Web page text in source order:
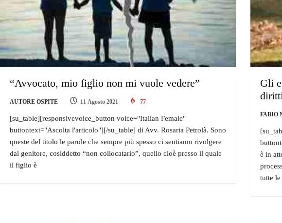
“Avvocato, mio figlio non mi vuole vedere”
AUTORE OSPITE 11 Agosto 2021 77
[su_table][responsivevoice_button voice="Italian Female"
buttontext="Ascolta l'articolo"][/su_table] di Avv. Rosaria Petrolà. Sono
queste del titolo le parole che sempre più spesso ci sentiamo rivolgere
dal genitore, cosiddetto “non collocatario”, quello cioè presso il quale
il figlio è
Gli
FABIO
è in
tutte